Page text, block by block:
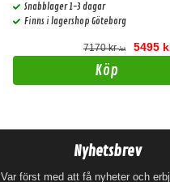
Snabblager 1-3 dagar
Finns i lagershop Göteborg
7170 kr/st 5495
Köp
Nyhetsbrev
Var först med att få nyheter och